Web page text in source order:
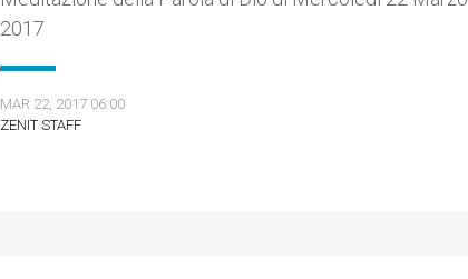
2017
MAR 22, 2017 06:00
ZENIT STAFF